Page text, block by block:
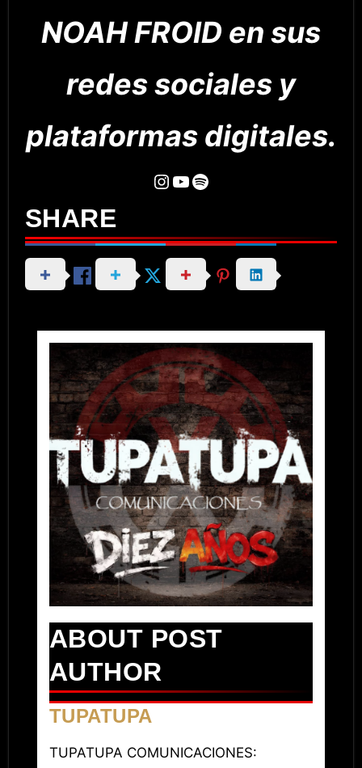
NOAH FROID en sus
redes sociales y
plataformas digitales.
Instagram YouTube Spotify
SHARE
ABOUT POST
AUTHOR
TUPATUPA
TUPATUPA COMUNICACIONES: